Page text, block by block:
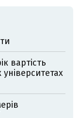
вартість